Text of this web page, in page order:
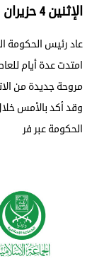
الإثنين 4 حزيران 2018
عاد رئيس الحكومة
امتدت عدة أيام
مروحة جديدة من
وقد أكد بالأمس
الحكومة عبر فر